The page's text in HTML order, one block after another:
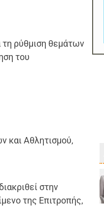
τη ρύθμιση θεμάτων
του
και Αθλητισμού,
στην
της Επιτροπής,